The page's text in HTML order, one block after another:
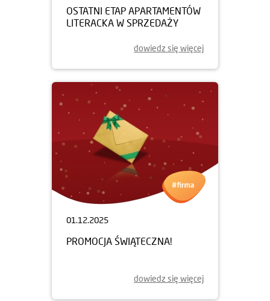
OSTATNI ETAP APARTAMENTÓW
LITERACKA W SPRZEDAŻY
dowiedz się więcej
01.12.2025
PROMOCJA ŚWIĄTECZNA!
dowiedz się więcej